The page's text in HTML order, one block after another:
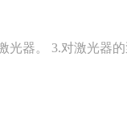
光器。 3.对激光器